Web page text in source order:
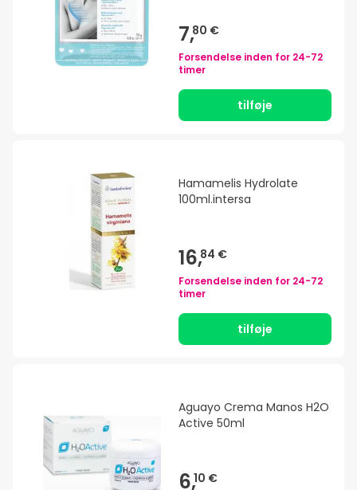
7,80 €
Forsendelse inden for 24-72
timer
tilføje
Hamamelis Hydrolate
100ml.intersa
16,84 €
Forsendelse inden for 24-72
timer
tilføje
Aguayo Crema Manos H2O
Active 50ml
6,10 €